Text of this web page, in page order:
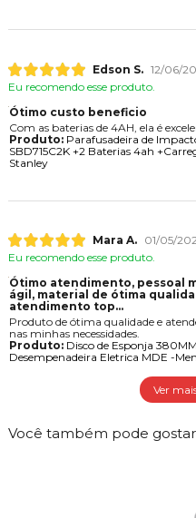
Edson S. 12/06/
Eu recomendo esse produto.
Ótimo custo beneficio
Com as baterias de 4AH, ela é
Produto:Parafusadeira de
SBD715C2K +2 Baterias 4ah
Stanley
Mara A.
01/05/
Eu recomendo esse produto.
Ótimo atendimento, pessoal
gil, material de ótima
atendimento top...
Produto de ótima qualidade e
nas minhas necessidades.
Produto:Disco de Esponja
Desempenadeira Eletrica MDE -
Ver
Você também pode